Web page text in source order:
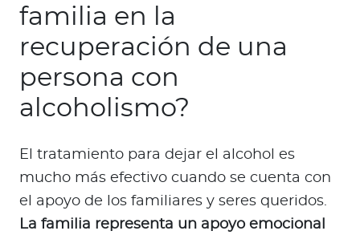
familia en la
recuperación de una
persona con
alcoholismo?
El tratamiento para dejar el alcohol es
mucho más efectivo cuando se cuenta con
el apoyo de los familiares y seres queridos.
La familia representa un apoyo emocional